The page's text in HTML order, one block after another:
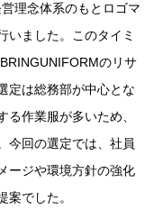
理念体系のもとロゴマ
いました。このタイミ
のリサ
定は総務部が中心とな
作業服が多いため、
今回の選定では、社員
ージや環境方針の強化
案でした。